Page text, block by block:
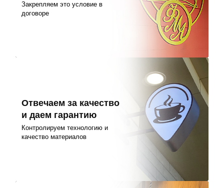
Закрепляем это условие в
договоре
Отвечаем за качество
и даем гарантию
Контролируем технологию и
качество материалов